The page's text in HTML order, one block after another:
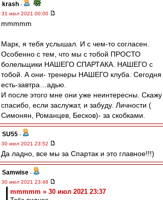
krash -
31 июл 2021 00:00
mmmmm
Марк, я тебя услышал. И с чем-то согласен.
Особенно с тем, что мы с тобой ПРОСТО
болельщики НАШЕГО СПАРТАКА. НАШЕГО с
тобой. А они- тренеры НАШЕГО клуба. Сегодня
есть-завтра…адью.
И после этого мне они уже неинтересны. Скажу
спасибо, если заслужат, и забуду. Личности (
Симонян, Романцев, Бесков)- за скобками.
SU55 -
30 июл 2021 23:52
Да ладно, все мы за Спартак и это главное!!!)
Samwise -
30 июл 2021 23:48
mmmmm » 30 июл 2021 23:37